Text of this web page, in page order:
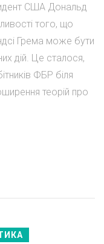
США Дональд
того, що
Грема може бути
дій. Це сталося,
ФБР біля
теорій про